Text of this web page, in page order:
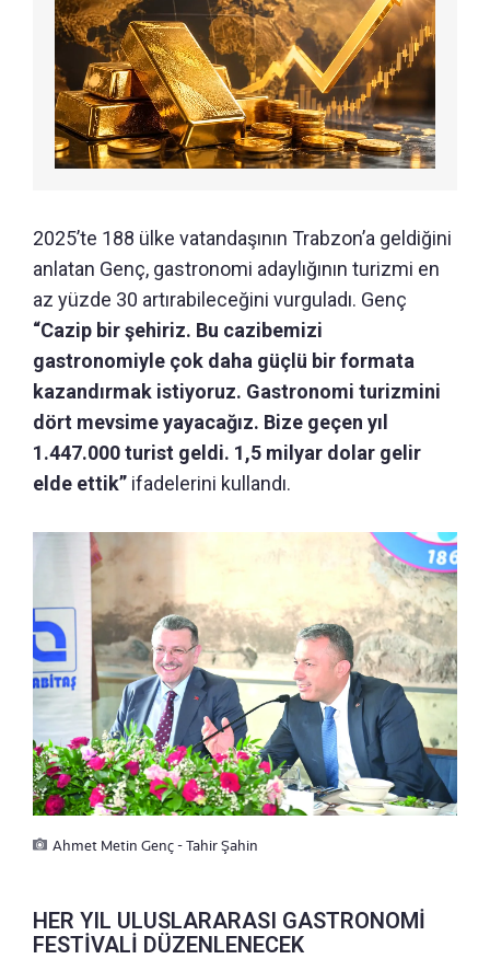
2025’te 188 ülke vatandaşının Trabzon’a geldiğini
anlatan Genç, gastronomi adaylığının turizmi en
az yüzde 30 artırabileceğini vurguladı. Genç
“Cazip bir şehiriz. Bu cazibemizi
gastronomiyle çok daha güçlü bir formata
kazandırmak istiyoruz. Gastronomi turizmini
dört mevsime yayacağız. Bize geçen yıl
1.447.000 turist geldi. 1,5 milyar dolar gelir
elde ettik” ifadelerini kullandı.
Ahmet Metin Genç - Tahir Şahin
HER YIL ULUSLARARASI GASTRONOMİ
FESTİVALİ DÜZENLENECEK